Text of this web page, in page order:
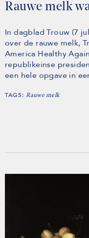
Rauwe melk
In dagblad Trouw (7
over de rauwe melk,
America Healthy
republikeinse
een hele opgave in
TAGS:Rauwe melk